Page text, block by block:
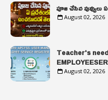
పూజ చేసిన
August 02, 2026
Teacher's
August 02, 2026